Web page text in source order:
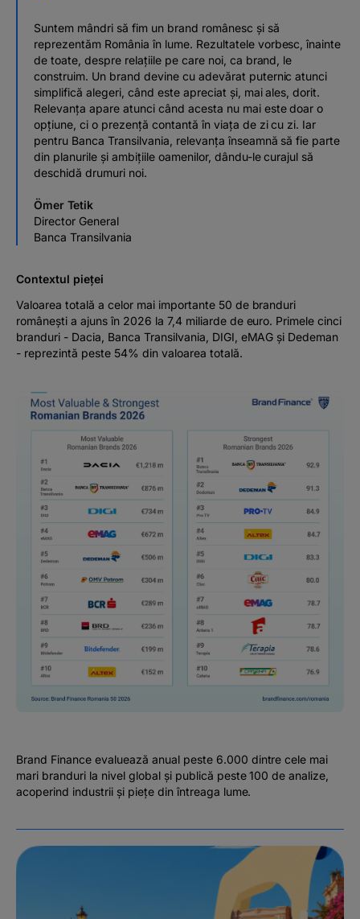
Suntem mândri să fim un brand românesc și să
reprezentăm România în lume. Rezultatele vorbesc, înainte
de toate, despre relațiile pe care noi, ca brand, le
construim. Un brand devine cu adevărat puternic atunci
simplifică alegeri, când este apreciat și, mai ales, dorit.
Relevanța apare atunci când acesta nu mai este doar o
opțiune, ci o prezență contantă în viața de zi cu zi. Iar
pentru Banca Transilvania, relevanța înseamnă să fie parte
din planurile și ambițiile oamenilor, dându-le curajul să
deschidă drumuri noi.
Ömer Tetik
Director General
Banca Transilvania
Contextul pieței
Valoarea totală a celor mai importante 50 de branduri
românești a ajuns în 2026 la 7,4 miliarde de euro. Primele cinci
branduri - Dacia, Banca Transilvania, DIGI, eMAG și Dedeman
- reprezintă peste 54% din valoarea totală.
Brand Finance evaluează anual peste 6.000 dintre cele mai
mari branduri la nivel global și publică peste 100 de analize,
acoperind industrii și piețe din întreaga lume.